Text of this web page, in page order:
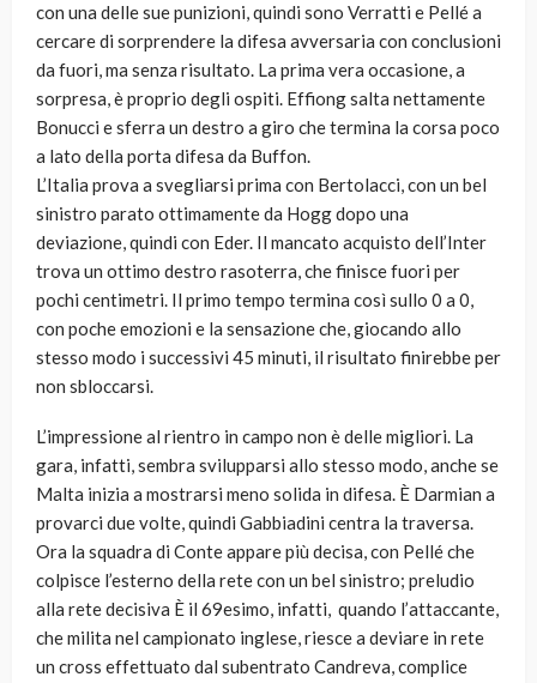
con una delle sue punizioni, quindi sono Verratti e Pellé a
cercare di sorprendere la difesa avversaria con conclusioni
da fuori, ma senza risultato. La prima vera occasione, a
sorpresa, è proprio degli ospiti. Effiong salta nettamente
Bonucci e sferra un destro a giro che termina la corsa poco
a lato della porta difesa da Buffon.
L’Italia prova a svegliarsi prima con Bertolacci, con un bel
sinistro parato ottimamente da Hogg dopo una
deviazione, quindi con Eder. Il mancato acquisto dell’Inter
trova un ottimo destro rasoterra, che finisce fuori per
pochi centimetri. Il primo tempo termina così sullo 0 a 0,
con poche emozioni e la sensazione che, giocando allo
stesso modo i successivi 45 minuti, il risultato finirebbe per
non sbloccarsi.
L’impressione al rientro in campo non è delle migliori. La
gara, infatti, sembra svilupparsi allo stesso modo, anche se
Malta inizia a mostrarsi meno solida in difesa. È Darmian a
provarci due volte, quindi Gabbiadini centra la traversa.
Ora la squadra di Conte appare più decisa, con Pellé che
colpisce l’esterno della rete con un bel sinistro; preludio
alla rete decisiva È il 69esimo, infatti, quando l’attaccante,
che milita nel campionato inglese, riesce a deviare in rete
un cross effettuato dal subentrato Candreva, complice